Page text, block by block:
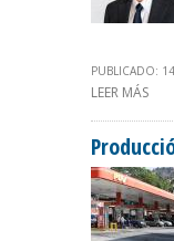
PUBLICADO:
LEER MÁS